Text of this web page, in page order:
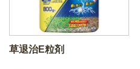
草退治E粒剤